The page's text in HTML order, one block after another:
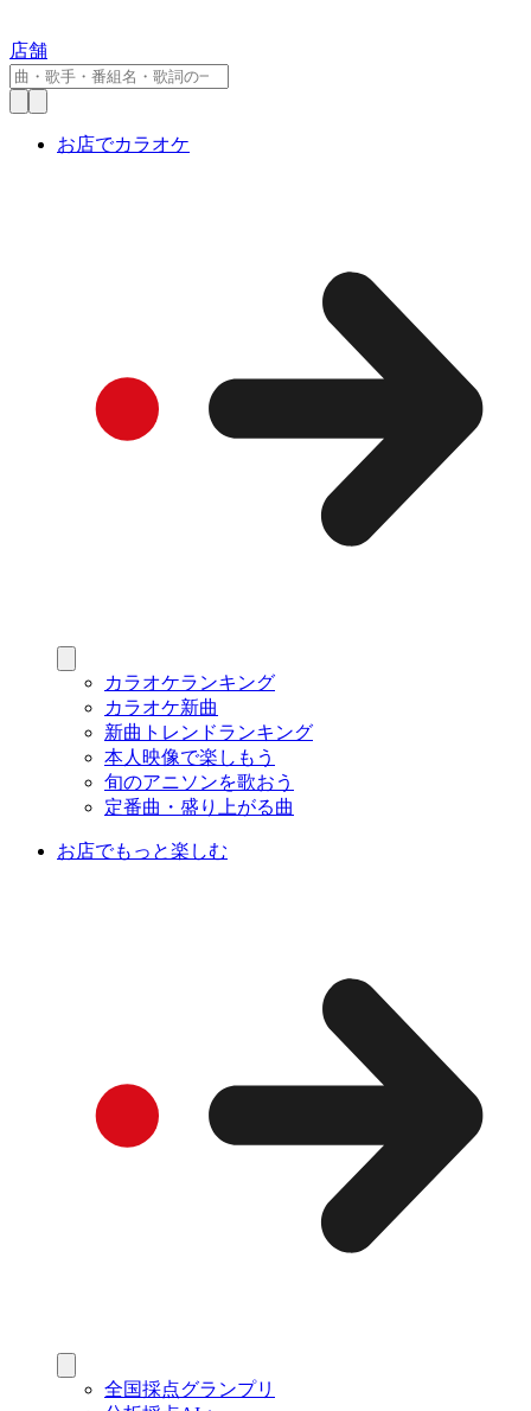
店舗
お店でカラオケ
カラオケランキング
カラオケ新曲
新曲トレンドランキング
本人映像で楽しもう
旬のアニソンを歌おう
定番曲・盛り上がる曲
お店でもっと楽しむ
全国採点グランプリ